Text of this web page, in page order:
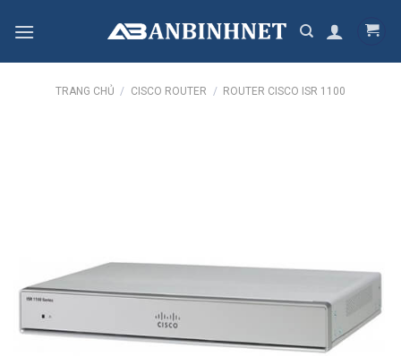
TRANG CHỦ / CISCO ROUTER / ROUTER CISCO ISR 1100